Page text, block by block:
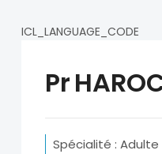
ICL_LANGUAGE_CODE
Pr
Spécialité : Adulte